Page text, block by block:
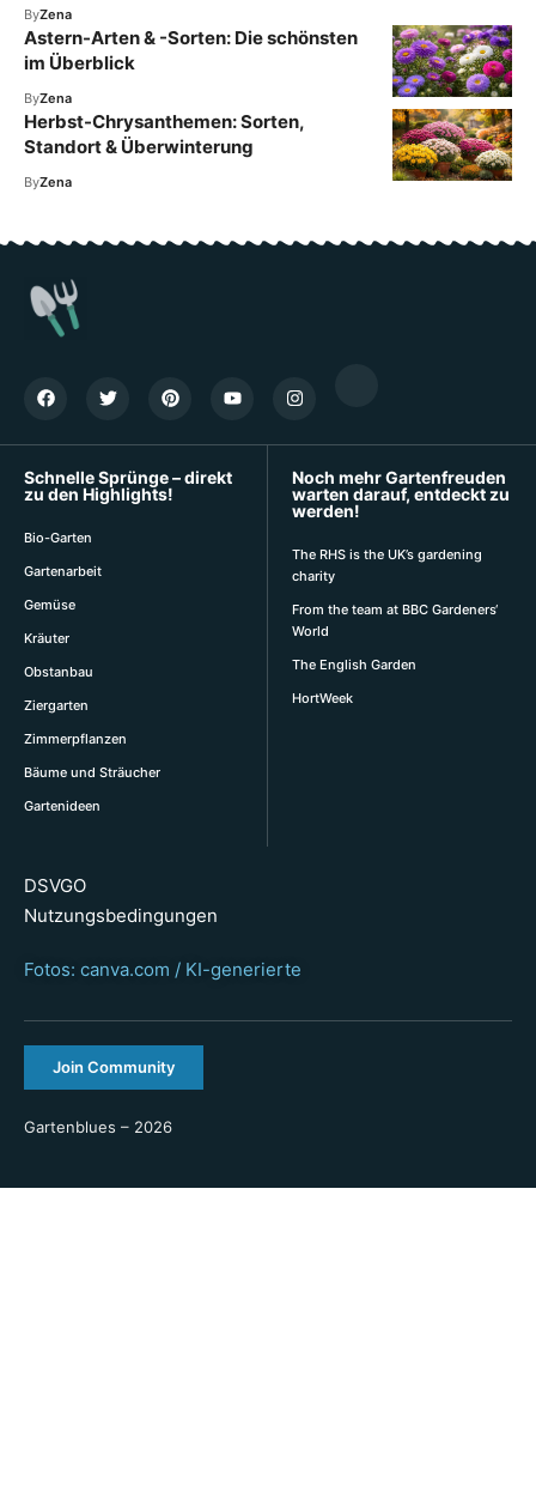
ByZena
Astern-Arten & -Sorten: Die schönsten
im Überblick
ByZena
Herbst-Chrysanthemen: Sorten,
Standort & Überwinterung
ByZena
Schnelle Sprünge – direkt
zu den Highlights!
Bio-Garten
Gartenarbeit
Gemüse
Kräuter
Obstanbau
Ziergarten
Zimmerpflanzen
Bäume und Sträucher
Gartenideen
Noch mehr Gartenfreuden
warten darauf, entdeckt zu
werden!
The RHS is the UK’s gardening
charity
From the team at BBC Gardeners‘
World
The English Garden
HortWeek
DSVGO
Nutzungsbedingungen
Fotos: canva.com / KI-generierte
Join Community
Gartenblues – 2026